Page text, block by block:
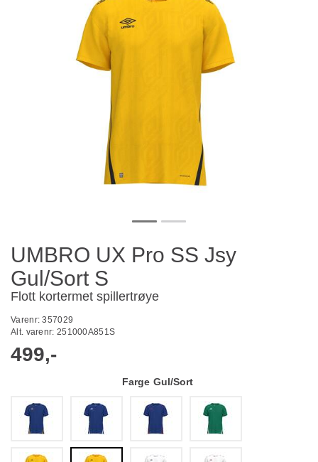
UMBRO UX Pro SS Jsy
Gul/Sort S
Flott kortermet spillertrøye
Varenr:357029
Alt. varenr: 251000A851S
499,-
Farge Gul/Sort